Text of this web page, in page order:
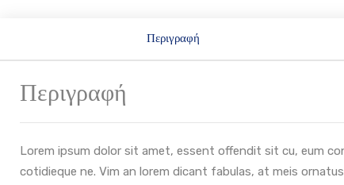
Περιγραφή
Περιγραφή
Lorem ipsum dolor sit amet, essent offendit sit cu, eum
cotidieque ne. Vim an lorem dicant fabulas, at meis